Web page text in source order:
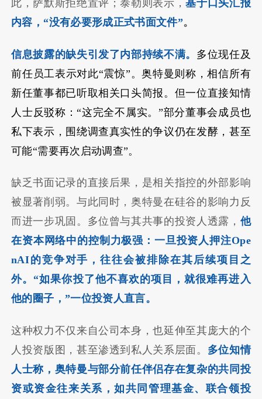
此，萨默斯拒绝置评；泰勒则表示，基于口头汇报
内容，“没有必要形成正式书面文件”。
信息披露的缺失引发了内部持续不满。 多位现任及
前任员工表示对此“震惊”。奥特曼则称，相信所有
新任董事都已听取相关口头简报。但一位直接知情
人士反驳称：“这完全不属实。”部分董事会成员也
私下表示，围绕调查真实性的争议仍在发酵，甚至
可能“需要再次启动调查”。
缺乏书面记录的直接后果，是相关指控的外部影响
被显著削弱。与此同时，奥特曼在硅谷的影响力反
而进一步巩固。多位曾与其共事的投资人透露， 他
在资本网络中的控制力极强：一旦投资人押注Ope
nAI的竞争对手，往往会被排除在其后续项目之
外。“如果你投了他不喜欢的项目，就很难再进入
他的圈子，”一位投资人直言。
这种权力不仅来自公司本身，也延伸至其庞大的个
人投资版图，甚至渗透到私人关系层面。 多位知情
人士称，奥特曼与部分前任伴侣存在复杂的共同投
资或资金往来关系，如共同管理基金、联合领投